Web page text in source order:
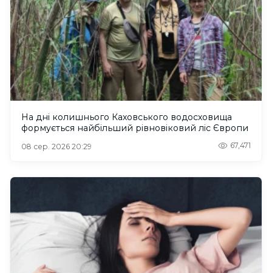
На дні колишнього Каховського водосховища
формується найбільший рівновіковий ліс Європи
08 сер. 2026 20:29 67,471